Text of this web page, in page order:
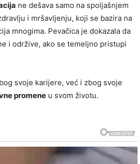
ne dešava samo na spoljašnjem
i mršavljenju, koji se bazira na
mnogima. Pevačica je dokazala da
i održive, ako se temeljno pristupi
svoje karijere, već i zbog svoje
promene u svom životu.